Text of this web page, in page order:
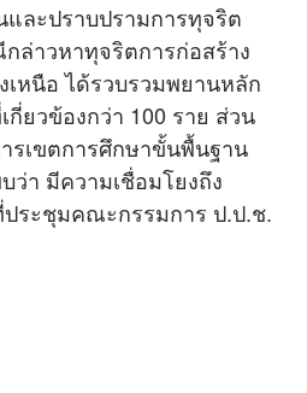
ละปราบปรามการทุจริต
ล่าวหาทุจริตการก่อสร้าง
หนือ ได้รวบรวมพยานหลัก
ยวข้องกว่า 100 ราย ส่วน
รเขตการศึกษาขั้นพื้นฐาน
ว่า มีความเชื่อมโยงถึง
ประชุมคณะกรรมการ ป.ป.ช.